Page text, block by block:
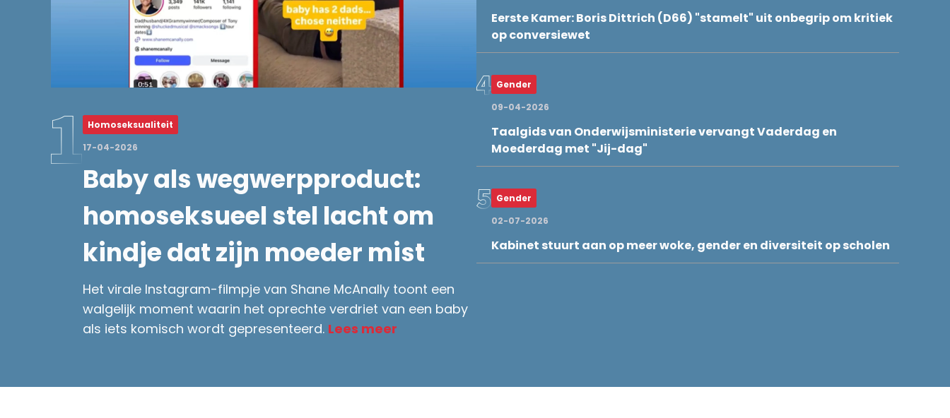
Homoseksualiteit
17-04-2026
Baby als wegwerpproduct:
homoseksueel stel lacht om
kindje dat zijn moeder mist
Het virale Instagram-filmpje van Shane McAnally toont een
walgelijk moment waarin het oprechte verdriet van een baby
als iets komisch wordt gepresenteerd. Lees meer
Eerste Kamer: Boris Dittrich (D66) "stamelt" uit onbegrip om kritiek
op conversiewet
Gender
09-04-2026
Taalgids van Onderwijsministerie vervangt Vaderdag en
Moederdag met "Jij-dag"
Gender
02-07-2026
Kabinet stuurt aan op meer woke, gender en diversiteit op scholen